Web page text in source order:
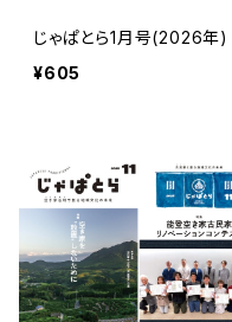
じゃぱとら1月号(2026年)
¥605